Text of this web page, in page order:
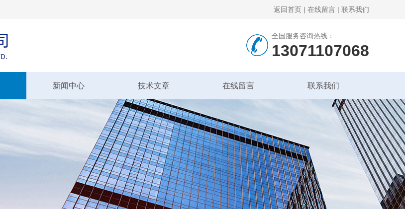
返回首页 | 在线留言 | 联系我们
全国服务咨询热线：
13071107068
新闻中心 技术文章 在线留言 联系我们